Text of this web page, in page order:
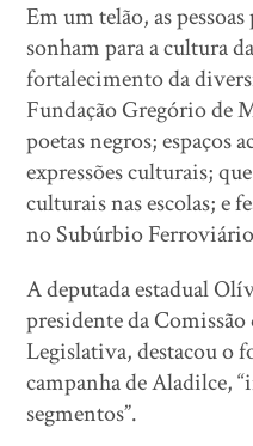
Em um telão, as
sonham para a cultura
fortalecimento da
Fundação Gregório de
poetas negros; espaços
expressões culturais;
culturais nas escolas; e
no Subúrbio
A deputada estadual
presidente da
Legislativa, destacou o
campanha de Aladilce,
segmentos”.